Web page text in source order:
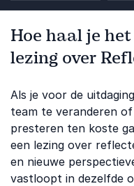
Hoe haal je
lezing over
Als je voor de
team te veranderen
presteren ten koste
een lezing over
en nieuwe
vastloopt in dezelfde